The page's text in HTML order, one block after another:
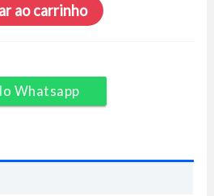
ao carrinho
Whatsapp